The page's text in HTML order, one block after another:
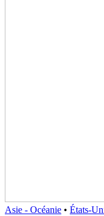
Asie - Océanie • États-